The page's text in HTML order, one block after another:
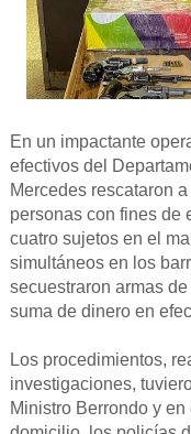
En un impactante
efectivos del
Mercedes rescataron
personas con fines de
cuatro sujetos en el
simultáneos en los
secuestraron armas
suma de dinero en
Los procedimientos,
investigaciones,
Ministro Berrondo y